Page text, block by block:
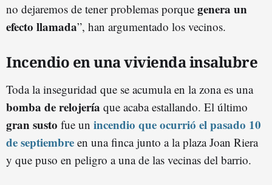
no dejaremos de tener problemas porque genera un
efecto llamada”, han argumentado los vecinos.
Incendio en una vivienda insalubre
Toda la inseguridad que se acumula en la zona es una
bomba de relojería que acaba estallando. El último
gran susto fue un incendio que ocurrió el pasado 10
de septiembre en una finca junto a la plaza Joan Riera
y que puso en peligro a una de las vecinas del barrio.